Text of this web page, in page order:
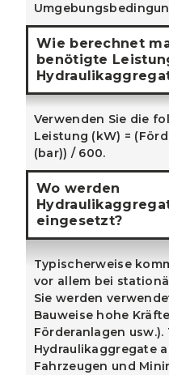
Wie berechnet
benötigte
Verwenden Sie die
Leistung (kW) =
(bar)) / 600.
Wo werden
eingesetzt?
Typischerweise
vor allem bei
Sie werden
Bauweise hohe
Förderanlagen
Hydraulikaggregate
Fahrzeugen und